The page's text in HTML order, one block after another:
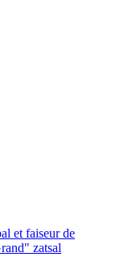
et faiseur de
zatsal